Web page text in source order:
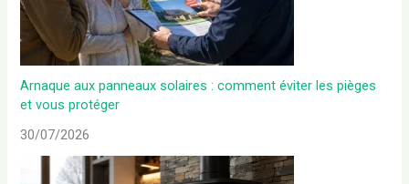
Arnaque aux panneaux solaires : comment éviter les pièges
et vous protéger
30/07/2026